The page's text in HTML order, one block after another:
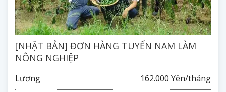
[NHẬT BẢN] ĐƠN HÀNG TUYỂN NAM LÀM
NÔNG NGHIỆP
Lương 162.000 Yên/tháng